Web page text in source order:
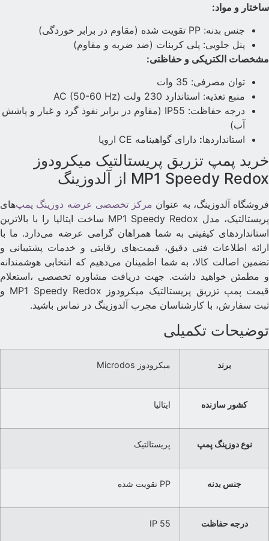
ساختار و مواد:
جنس بدنه: PP تقویت شده (مقاوم در برابر خوردگی)
پنل جلویی: پلی کربنات (ضد ضربه و مقاوم)
مشخصات الکتریکی و حفاظتی:
توان مصرفی: 35 وات
منبع تغذیه: استاندارد 230 ولت AC (50-60 Hz)
درجه حفاظت: IP55 (مقاوم در برابر نفوذ گرد و غبار و پاشش
آب)
استانداردها: دارای گواهینامه CE اروپا
خرید پمپ تزریق پریستالتیک میکرودوز
MP1 Speedy Redox از آلدوزینگ
فروشگاه آلدوزینگ، به عنوان مرکز تخصصی عرضه دوزینگ پمپ‌های
پریستالتیک، مدل MP1 Speedy Redox ساخت ایتالیا را با بالاترین
استانداردهای کیفیتی به شما همراهان گرامی عرضه می‌دارد. ما با
ارائه اطلاعات فنی دقیق، قیمت‌های رقابتی و خدمات پشتیبانی و
تضمین اصالت کالا، به شما اطمینان می‌دهیم که انتخابی هوشمندانه
و مطمئن خواهید داشت. جهت دریافت مشاوره تخصصی ،استعلام
قیمت پمپ تزریق پریستالتیک میکرودوز MP1 Speedy Redox و
ثبت سفارش، با کارشناسان مجرب آلدوزینگ در تماس باشید.
توضیحات تکمیلی
برند میکرودوز Microdos
کشور سازنده ایتالیا
نوع دوزینگ پمپ پریستالتیک
جنس بدنه PP تقویت شده
درجه حفاظت IP 55